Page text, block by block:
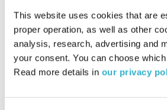
This website uses cookies that are
proper operation, as well as other
analysis, research, advertising and
your consent. You can choose
Read more details in our privacy